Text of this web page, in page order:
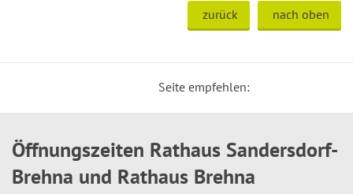
zurück nach oben
Seite empfehlen:
Öffnungszeiten Rathaus Sandersdorf-
Brehna und Rathaus Brehna